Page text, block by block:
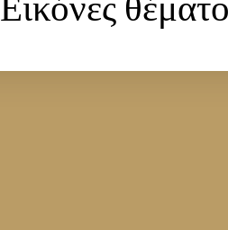
Εικόνες